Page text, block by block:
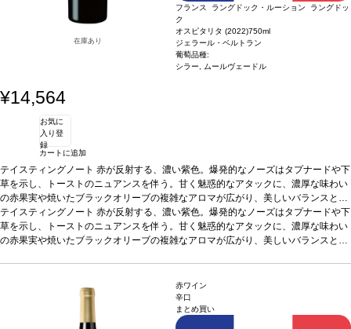
在庫あり
フランス ラングドック・ルーション ラングドッ
ク
オスピタリタ (2022)750ml
ジェラール・ベルトラン
葡萄品種:
シラー, ムールヴェードル
¥14,564
お気に
入り登
録
カートに追加
テイスティングノート 赤が反射する、濃い紫色。爆発的なノーズはタプナードや下
草を示し、トーストのニュアンスを伴う。甘く魅惑的なアタックに、濃厚な味わい
の赤果実や焼いたブラックオリーブの複雑なアロマが広がり、美しいバランスと余
韻が続く。甘味とフェノールのストラクチャーが、キュヴェに見事な骨格を与えて
いる。長期熟成に適した逸品。合う料理 赤身肉、グリルした家きん料理のソース
や熟成チーズ添え葡萄品種シラー、 ムールヴェードル*本ヴィンテージが在庫切
テイスティングノート 赤が反射する、濃い紫色。爆発的なノーズはタプナードや下
草を示し、トーストのニュアンスを伴う。甘く魅惑的なアタックに、濃厚な味わい
の赤果実や焼いたブラックオリーブの複雑なアロマが広がり、美しいバランスと余
シラー、 ムールヴェードル
れの場合、在庫があり価格が同様の場合は自動的に次のヴィンテージに変更されま
赤ワイン
辛口
まとめ買い